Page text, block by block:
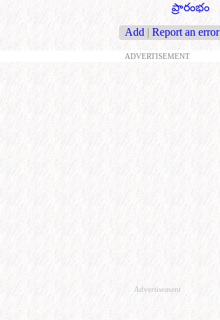
ప్రారంభం
Add | Report an error
ADVERTISEMENT
Advertisement